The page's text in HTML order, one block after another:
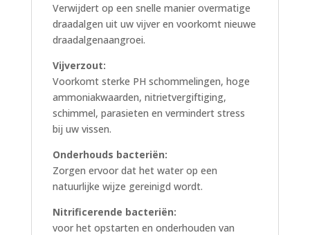
Verwijdert op een snelle manier overmatige
draadalgen uit uw vijver en voorkomt nieuwe
draadalgenaangroei.
Vijverzout:
Voorkomt sterke PH schommelingen, hoge
ammoniakwaarden, nitrietvergiftiging,
schimmel, parasieten en vermindert stress
bij uw vissen.
Onderhouds bacteriën:
Zorgen ervoor dat het water op een
natuurlijke wijze gereinigd wordt.
Nitrificerende bacteriën:
voor het opstarten en onderhouden van